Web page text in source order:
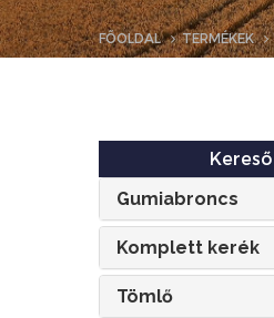
FŐOLDAL TERMÉKEK
Kereső
Gumiabroncs
Komplett kerék
Tömlő